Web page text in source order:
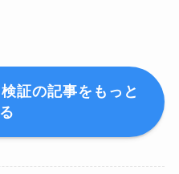
証の記事をもっと